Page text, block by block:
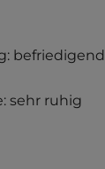
befriedigend
sehr ruhig